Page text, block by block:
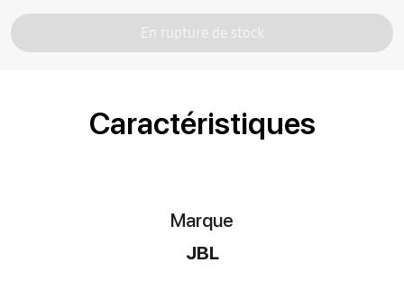
En rupture de stock
Caractéristiques
Marque
JBL